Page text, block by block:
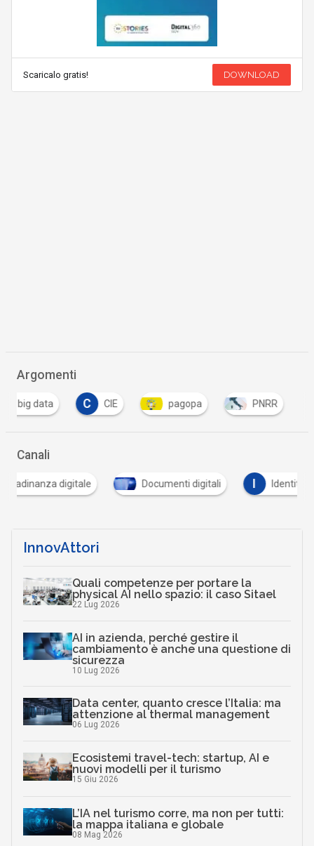
Scaricalo gratis! DOWNLOAD
Argomenti
C CIE pagopa PNRR P pubblica
Canali
Documenti digitali I Identità digitale P
InnovAttori
Quali competenze per portare la
physical AI nello spazio: il caso Sitael
22 Lug 2026
AI in azienda, perché gestire il
cambiamento è anche una questione di
sicurezza
10 Lug 2026
Data center, quanto cresce l’Italia: ma
attenzione al thermal management
06 Lug 2026
Ecosistemi travel-tech: startup, AI e
nuovi modelli per il turismo
15 Giu 2026
L’IA nel turismo corre, ma non per tutti:
la mappa italiana e globale
08 Mag 2026